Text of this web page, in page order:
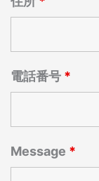
電話番号 *
Message *